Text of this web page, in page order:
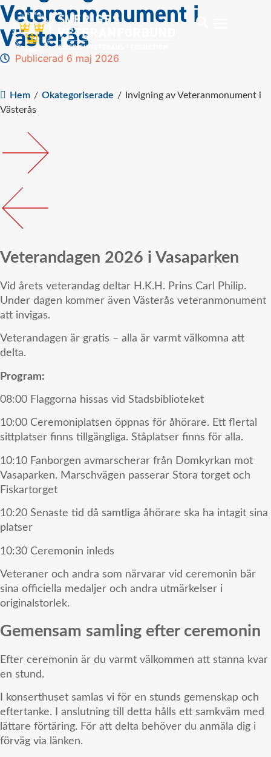
Veteranmonument i
Västerås
Publicerad 6 maj 2026
Hem / Okategoriserade /
Invigning av Veteranmonument i
Västerås
Veterandagen 2026 i Vasaparken
Vid årets veterandag deltar H.K.H. Prins Carl Philip.
Under dagen kommer även Västerås veteranmonument
att invigas.
Veterandagen är gratis – alla är varmt välkomna att
delta.
Program:
08:00 Flaggorna hissas vid Stadsbiblioteket
10:00 Ceremoniplatsen öppnas för åhörare. Ett flertal
sittplatser finns tillgängliga. Ståplatser finns för alla.
10:10 Fanborgen avmarscherar från Domkyrkan mot
Vasaparken. Marschvägen passerar Stora torget och
Fiskartorget
10:20 Senaste tid då samtliga åhörare ska ha intagit sina
platser
10:30 Ceremonin inleds
Veteraner och andra som närvarar vid ceremonin bär
sina officiella medaljer och andra utmärkelser i
originalstorlek.
Gemensam samling efter ceremonin
Efter ceremonin är du varmt välkommen att stanna kvar
en stund.
I konserthuset samlas vi för en stunds gemenskap och
eftertanke. I anslutning till detta hålls ett samkväm med
lättare förtäring. För att delta behöver du anmäla dig i
förväg via länken.